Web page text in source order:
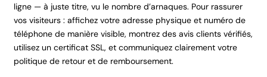
ligne — à juste titre, vu le nombre d’arnaques. Pour rassurer
vos visiteurs : affichez votre adresse physique et numéro de
téléphone de manière visible, montrez des avis clients vérifiés,
utilisez un certificat SSL, et communiquez clairement votre
politique de retour et de remboursement.